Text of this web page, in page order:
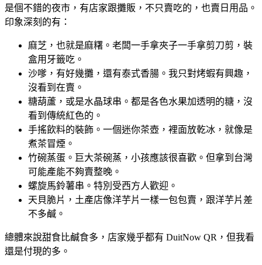
是個不錯的夜市，有店家跟攤販，不只賣吃的，也賣日用品。
印象深刻的有：
麻芝，也就是麻糬。老闆一手拿夾子一手拿剪刀剪，裝
盒用牙籤吃。
沙嗲，有好幾攤，還有泰式香腸。我只對烤蝦有興趣，
沒看到在賣。
糖葫蘆，或是水晶球串。都是各色水果加透明的糖，沒
看到傳統紅色的。
手搖飲料的裝飾。一個迷你茶壺，裡面放乾冰，就像是
煮茶冒煙。
竹碗蒸蛋。巨大茶碗蒸，小孩應該很喜歡。但拿到台灣
可能產能不夠賣整晚。
螺旋馬鈴薯串。特別受西方人歡迎。
天貝脆片，土產店像洋芋片一樣一包包賣，跟洋芋片差
不多鹹。
總體來說甜食比鹹食多，店家幾乎都有 DuitNow QR，但我看
還是付現的多。